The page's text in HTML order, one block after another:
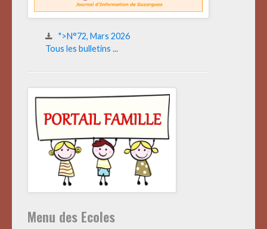
">N°72, Mars 2026
Tous les bulletins ...
Menu des Ecoles